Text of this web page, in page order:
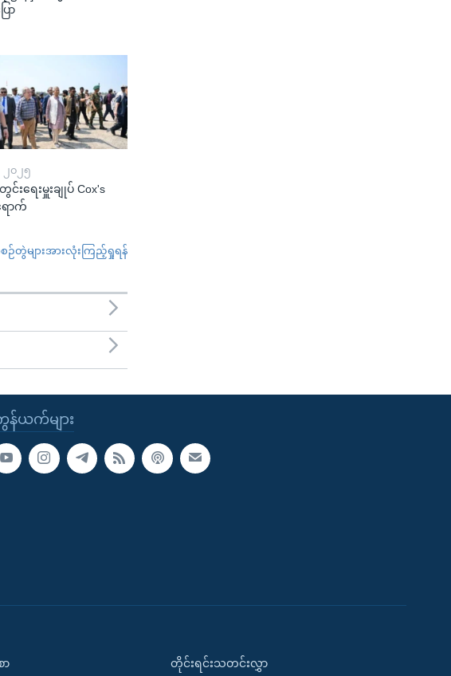
ော
၂၀၂၅
ရေးမှူးချုပ် Cox's
ောက်
တွဲများအားလုံးကြည့်ရှုရန်
ယက်များ
ာ တိုင်းရင်းသတင်းလွှာ